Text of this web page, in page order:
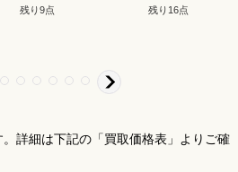
残り9点
残り16点
詳細は下記の「買取価格表」よりご確